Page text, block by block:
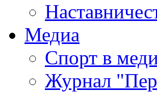
Медиа
Спорт в
Журнал